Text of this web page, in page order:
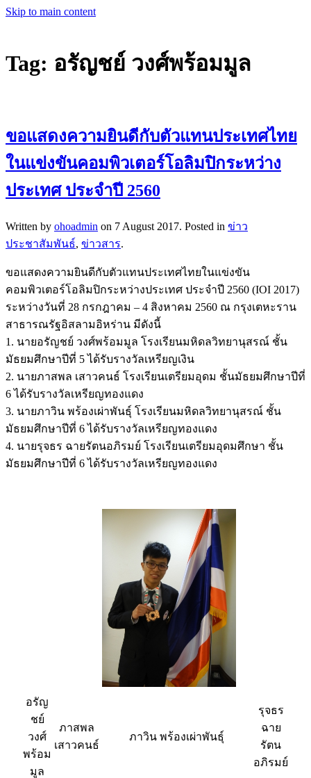
Skip to main content
Tag: อรัญชย์ วงศ์พร้อมมูล
ขอแสดงความยินดีกับตัวแทนประเทศไทย
ในแข่งขันคอมพิวเตอร์โอลิมปิกระหว่าง
ประเทศ ประจำปี 2560
Written by ohoadmin on 7 August 2017. Posted in ข่าว
ประชาสัมพันธ์, ข่าวสาร.
ขอแสดงความยินดีกับตัวแทนประเทศไทยในแข่งขัน
คอมพิวเตอร์โอลิมปิกระหว่างประเทศ ประจำปี 2560 (IOI 2017)
ระหว่างวันที่ 28 กรกฎาคม – 4 สิงหาคม 2560 ณ กรุงเตหะราน
สาธารณรัฐอิสลามอิหร่าน มีดังนี้
1. นายอรัญชย์ วงศ์พร้อมมูล โรงเรียนมหิดลวิทยานุสรณ์ ชั้น
มัธยมศึกษาปีที่ 5 ได้รับรางวัลเหรียญเงิน
2. นายภาสพล เสาวคนธ์ โรงเรียนเตรียมอุดม ชั้นมัธยมศึกษาปีที่
6 ได้รับรางวัลเหรียญทองแดง
3. นายภาวิน พร้องเผ่าพันธุ์ โรงเรียนมหิดลวิทยานุสรณ์ ชั้น
มัธยมศึกษาปีที่ 6 ได้รับรางวัลเหรียญทองแดง
4. นายรุจธร ฉายรัตนอภิรมย์ โรงเรียนเตรียมอุดมศึกษา ชั้น
มัธยมศึกษาปีที่ 6 ได้รับรางวัลเหรียญทองแดง
อรัญ
ชย์
วงศ์
พร้อม
มูล
ภาสพล
เสาวคนธ์
ภาวิน พร้องเผ่าพันธุ์
รุจธร
ฉาย
รัตน
อภิรมย์